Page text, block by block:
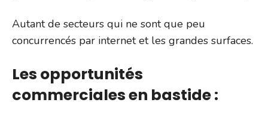
Autant de secteurs qui ne sont que peu
concurrencés par internet et les grandes surfaces.
Les opportunités
commerciales en bastide :